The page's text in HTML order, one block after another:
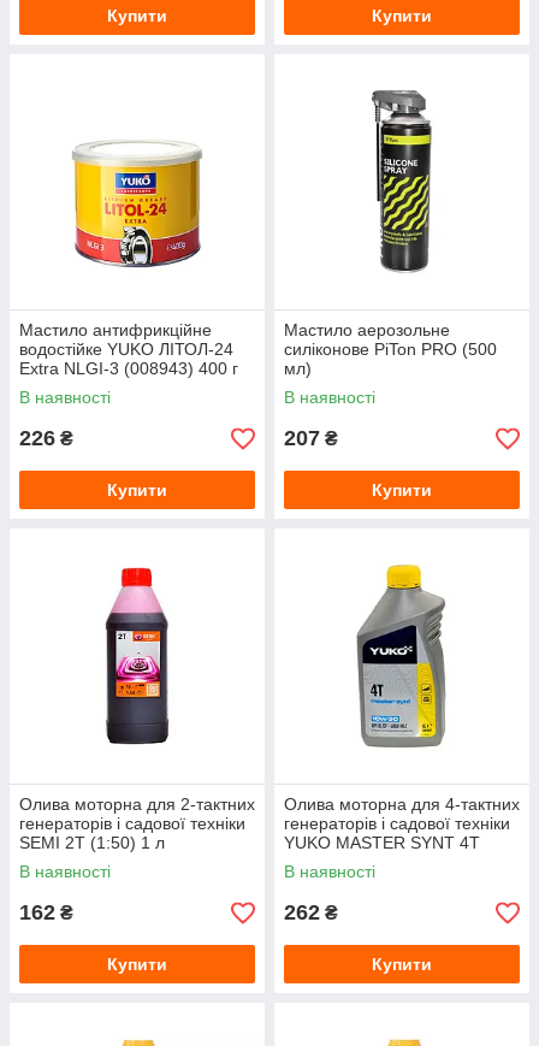
Купити Купити
Мастило антифрикційне
водостійке YUKO ЛІТОЛ-24
Extra NLGI-3 (008943) 400 г
В наявності
226 ₴
Купити
Мастило аерозольне
силіконове PiTon PRO (500
мл)
В наявності
207 ₴
Купити
Олива моторна для 2-тактних
генераторів і садової техніки
SEMI 2T (1:50) 1 л
В наявності
162 ₴
Купити
Олива моторна для 4-тактних
генераторів і садової техніки
YUKO MASTER SYNT 4T
10W-30 (010215) 1 л
В наявності
262 ₴
Купити